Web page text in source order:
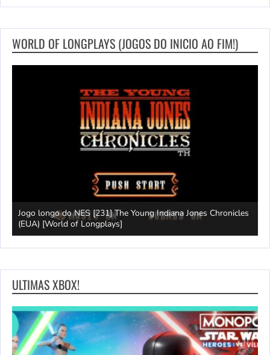
WORLD OF LONGPLAYS (JOGOS DO INICIO AO FIM!)
Jogo longo do NES [231] The Young Indiana Jones Chronicles
(EUA) [World of Longplays]
ULTIMAS XBOX!